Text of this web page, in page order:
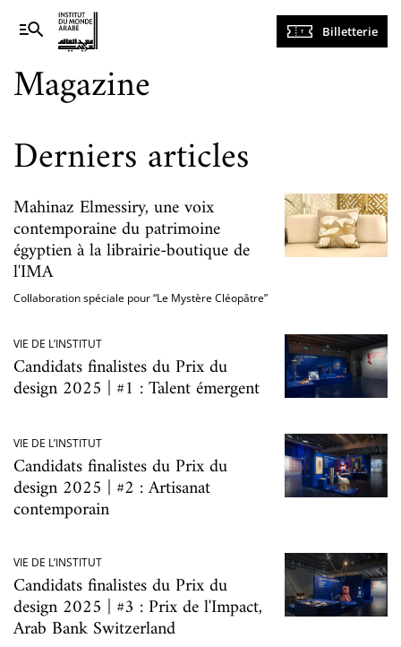
Navigation
principale
Billetterie
Magazine
Derniers articles
Mahinaz Elmessiry, une voix
contemporaine du patrimoine
égyptien à la librairie-boutique de
l'IMA
Collaboration spéciale pour “Le Mystère Cléopâtre”
VIE DE L’INSTITUT
Candidats finalistes du Prix du
design 2025 | #1 : Talent émergent
VIE DE L’INSTITUT
Candidats finalistes du Prix du
design 2025 | #2 : Artisanat
contemporain
VIE DE L’INSTITUT
Candidats finalistes du Prix du
design 2025 | #3 : Prix de l'Impact,
Arab Bank Switzerland